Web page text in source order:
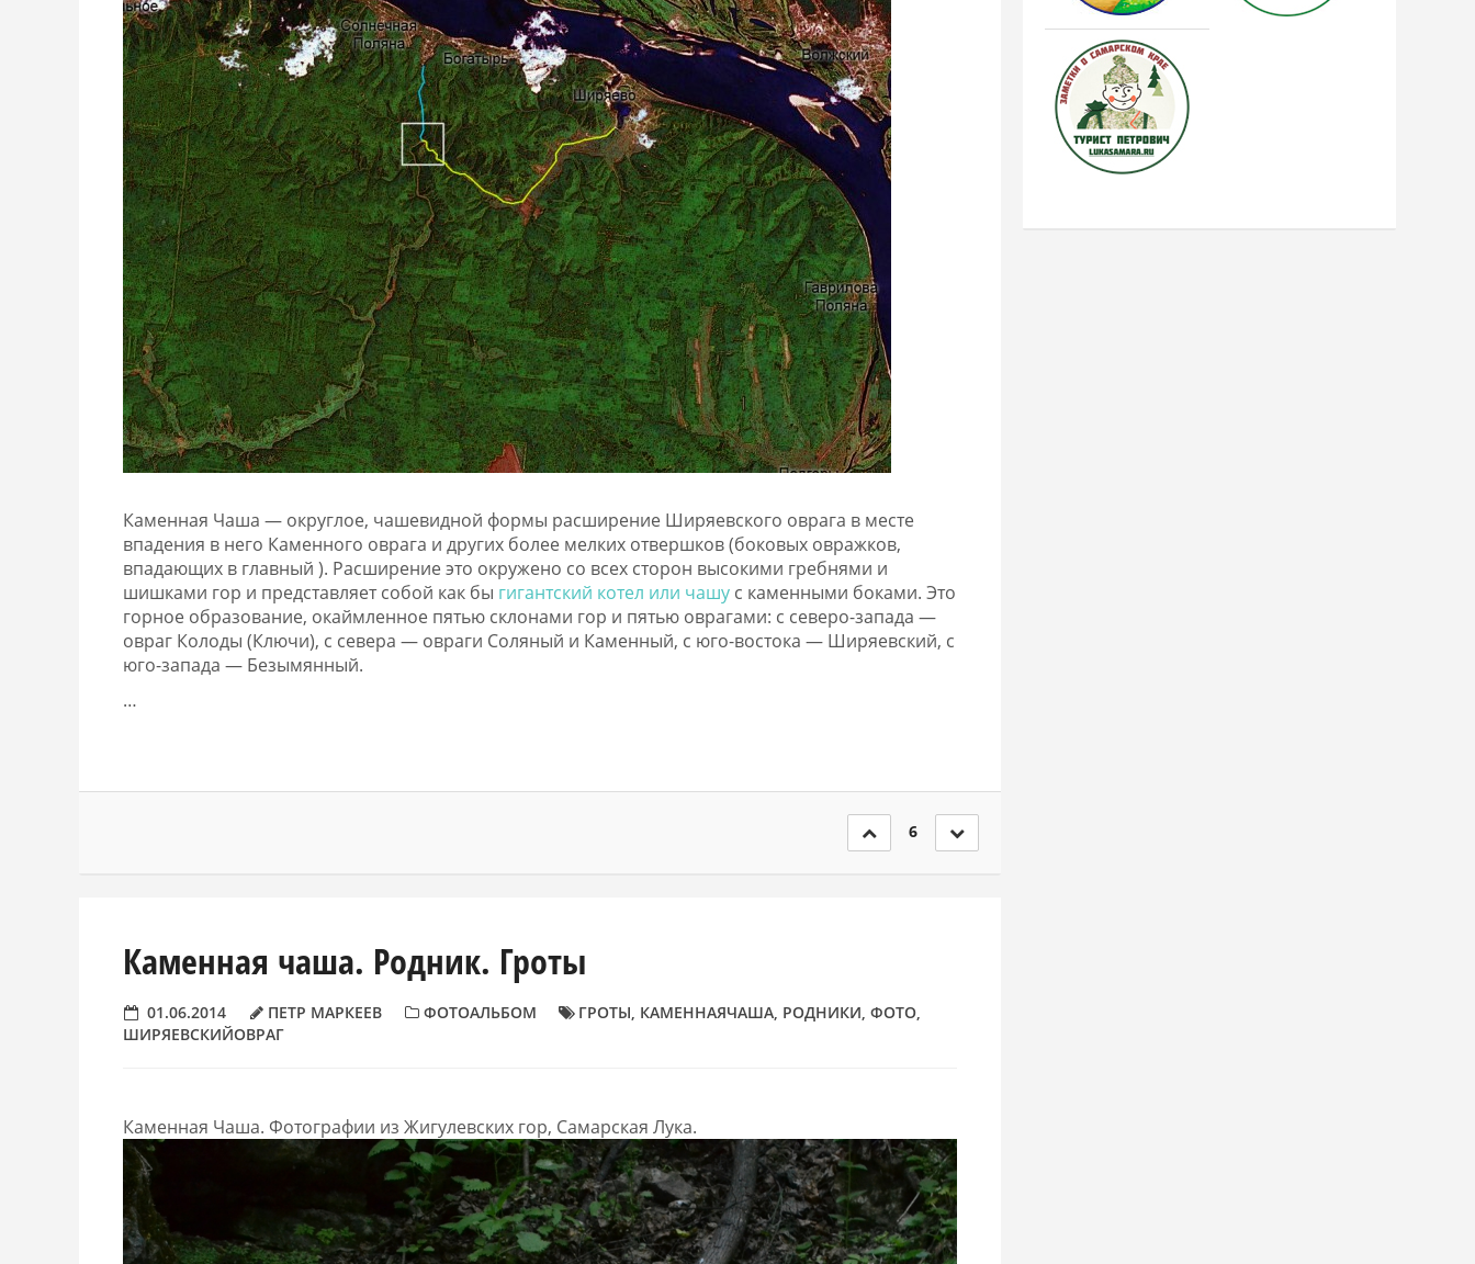
Каменная Чаша — округлое, чашевидной формы расширение Ширяевского оврага в месте
впадения в него Каменного оврага и других более мелких отвершков (боковых овражков,
впадающих в главный ). Расширение это окружено со всех сторон высокими гребнями и
шишками гор и представляет собой как бы гигантский котел или чашу с каменными боками. Это
горное образование, окаймленное пятью склонами гор и пятью оврагами: с северо-запада —
овраг Колоды (Ключи), с севера — овраги Соляный и Каменный, с юго-востока — Ширяевский, с
юго-запада — Безымянный.
…
6
Каменная чаша. Родник. Гроты
01.06.2014 ПЕТР МАРКЕЕВ ФОТОАЛЬБОМ ГРОТЫ, КАМЕННАЯЧАША, РОДНИКИ, ФОТО,
ШИРЯЕВСКИЙОВРАГ
Каменная Чаша. Фотографии из Жигулевских гор, Самарская Лука.